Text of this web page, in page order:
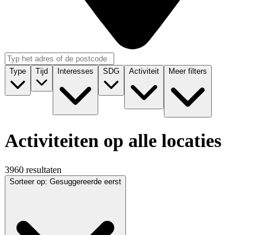
Type Tijd Interesses SDG Activiteit Meer filters
Activiteiten op alle locaties
3960 resultaten
Sorteer op: Gesuggereerde eerst